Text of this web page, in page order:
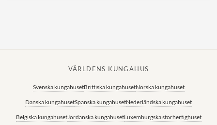
VÄRLDENS KUNGAHUS
Svenska kungahusetBrittiska kungahusetNorska kungahuset
Danska kungahusetSpanska kungahusetNederländska kungahuset
Belgiska kungahusetJordanska kungahusetLuxemburgska storhertighuset